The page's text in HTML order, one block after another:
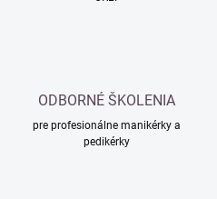
ODBORNÉ ŠKOLENIA
pre profesionálne manikérky a
pedikérky